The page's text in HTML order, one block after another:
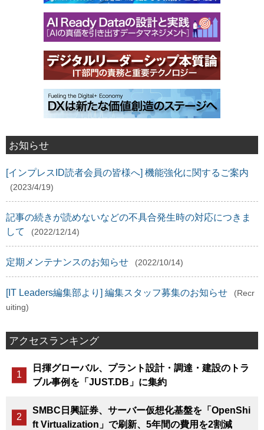
お知らせ
[インプレスID読者会員の皆様へ] 機能強化に関するご案内
(2023/4/19)
記事の続きが読めないなどの不具合発生時の対応につきま
して
(2022/12/14)
定期メンテナンスのお知らせ (2022/10/14)
[IT Leaders編集部より] 編集スタッフ募集のお知らせ
(Recr
uiting)
アクセスランキング
日揮グローバル、プラント設計・調達・建設のトラ
ブル事例を「JUST.DB」に集約
SMBC日興証券、サーバー仮想化基盤を「OpenShi
ft Virtualization」で刷新、5年間の費用を2割減